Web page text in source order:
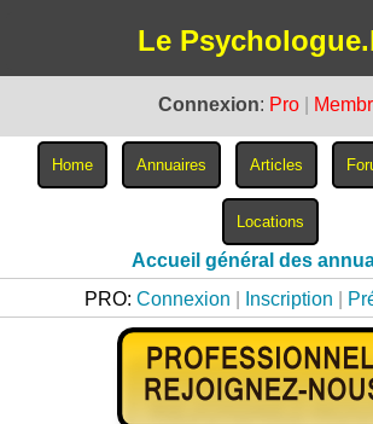
Le
Connexion: Pro
Accueil général des
PRO: Connexion Inscription